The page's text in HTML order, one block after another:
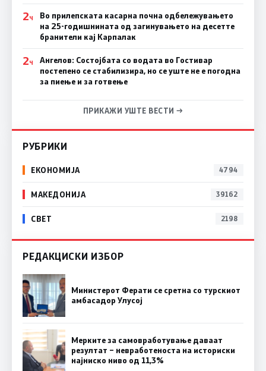
2Ч
Во прилепската касарна почна одбележувањето
на 25-годишнината од загинувањето на десетте
бранители кај Карпалак
2Ч
Ангелов: Состојбата со водата во Гостивар
постепено се стабилизира, но се уште не е погодна
за пиење и за готвење
ПРИКАЖИ УШТЕ ВЕСТИ →
РУБРИКИ
ЕКОНОМИЈА 4794
МАКЕДОНИЈА 39162
СВЕТ 2198
РЕДАКЦИСКИ ИЗБОР
Министерот Ферати се сретна со турскиот
амбасадор Улусој
Мерките за самовработување даваат
резултат – невработеноста на историски
најниско ниво од 11,3%